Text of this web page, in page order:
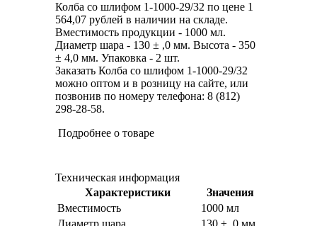
Колба со шлифом 1-1000-29/32 по цене 1
564,07 рублей в наличии на складе.
Вместимость продукции - 1000 мл.
Диаметр шара - 130 ± ,0 мм. Высота - 350
± 4,0 мм. Упаковка - 2 шт.
Заказать Колба со шлифом 1-1000-29/32
можно оптом и в розницу на сайте, или
позвонив по номеру телефона: 8 (812)
298-28-58.
Подробнее о товаре
Техническая информация
Характеристики
Значения
Вместимость
1000 мл